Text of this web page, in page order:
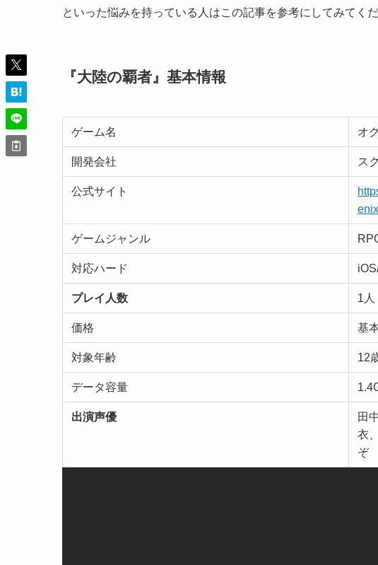
といった悩みを持っている人はこの記事を参考にしてみてくだ
『大陸の覇者』基本情報
ゲーム名 オ
開発会社 ス
公式サイト
ゲームジャンル
対応ハード
プレイ人数 1人
価格 基
対象年齢 12
データ容量
出演声優
田
衣
ぞ